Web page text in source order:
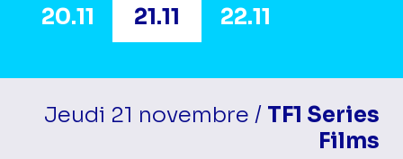
20.11
21.11
22.11
Jeudi 21 novembre / TF1 Series
Films